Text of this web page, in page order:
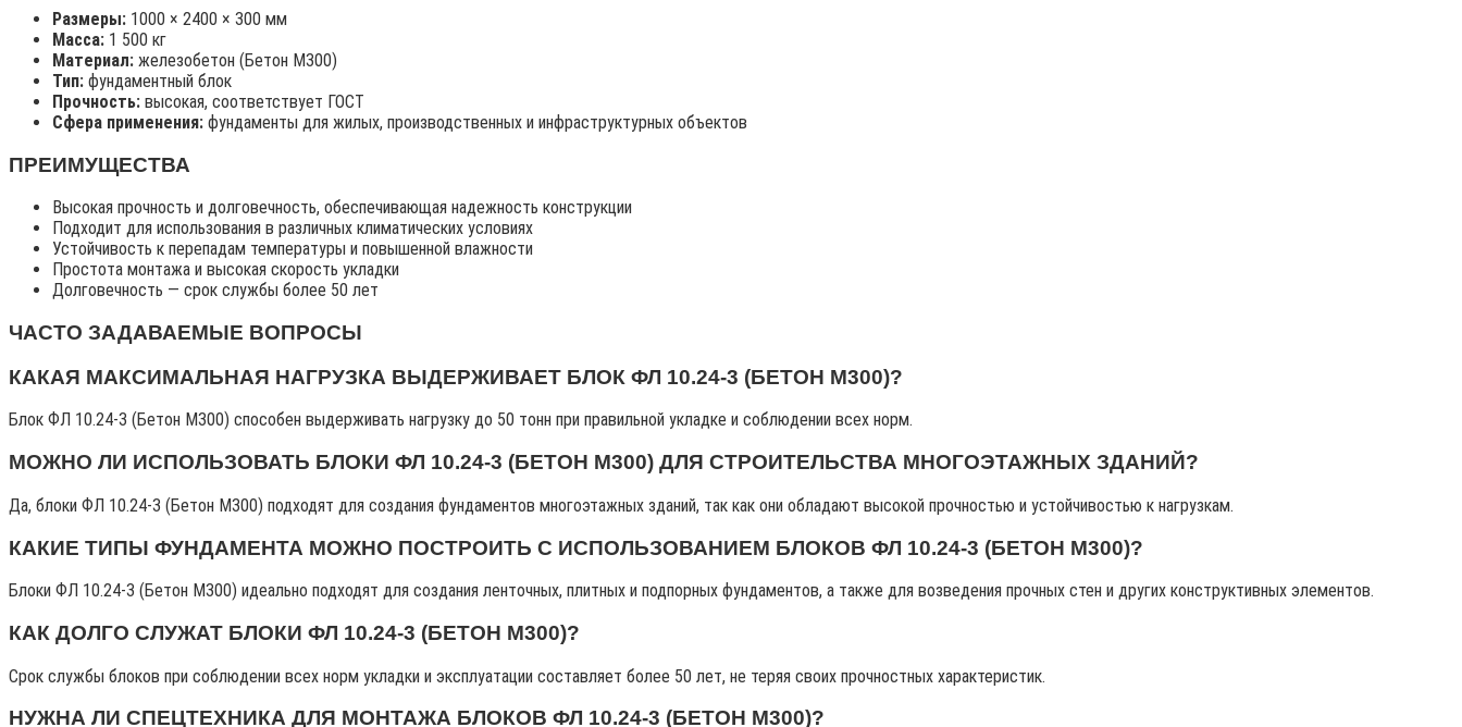
Размеры: 1000 × 2400 × 300 мм
Масса: 1 500 кг
Материал: железобетон (Бетон М300)
Тип: фундаментный блок
Прочность: высокая, соответствует ГОСТ
Сфера применения: фундаменты для жилых, производственных и инфраструктурных объектов
ПРЕИМУЩЕСТВА
Высокая прочность и долговечность, обеспечивающая надежность конструкции
Подходит для использования в различных климатических условиях
Устойчивость к перепадам температуры и повышенной влажности
Простота монтажа и высокая скорость укладки
Долговечность — срок службы более 50 лет
ЧАСТО ЗАДАВАЕМЫЕ ВОПРОСЫ
КАКАЯ МАКСИМАЛЬНАЯ НАГРУЗКА ВЫДЕРЖИВАЕТ БЛОК ФЛ 10.24-3 (БЕТОН М300)?
Блок ФЛ 10.24-3 (Бетон М300) способен выдерживать нагрузку до 50 тонн при правильной укладке и соблюдении всех норм.
МОЖНО ЛИ ИСПОЛЬЗОВАТЬ БЛОКИ ФЛ 10.24-3 (БЕТОН М300) ДЛЯ СТРОИТЕЛЬСТВА МНОГОЭТАЖНЫХ ЗДАНИЙ?
Да, блоки ФЛ 10.24-3 (Бетон М300) подходят для создания фундаментов многоэтажных зданий, так как они обладают высокой прочностью и устойчивостью к нагрузкам.
КАКИЕ ТИПЫ ФУНДАМЕНТА МОЖНО ПОСТРОИТЬ С ИСПОЛЬЗОВАНИЕМ БЛОКОВ ФЛ 10.24-3 (БЕТОН М300)?
Блоки ФЛ 10.24-3 (Бетон М300) идеально подходят для создания ленточных, плитных и подпорных фундаментов, а также для возведения прочных стен и других конструктивных элементов.
КАК ДОЛГО СЛУЖАТ БЛОКИ ФЛ 10.24-3 (БЕТОН М300)?
Срок службы блоков при соблюдении всех норм укладки и эксплуатации составляет более 50 лет, не теряя своих прочностных характеристик.
НУЖНА ЛИ СПЕЦТЕХНИКА ДЛЯ МОНТАЖА БЛОКОВ ФЛ 10.24-3 (БЕТОН М300)?